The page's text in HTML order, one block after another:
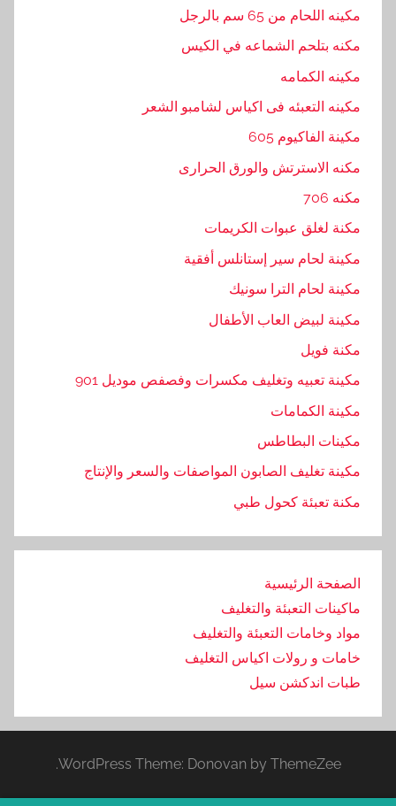
مكينه اللحام من 65 سم بالرجل
مكنه بتلحم الشماعه في الكيس
مكينه الكمامه
مكينه التعبئه فى اكياس لشامبو الشعر
مكينة الفاكيوم 605
مكنه الاسترتش والورق الحرارى
مكنه 706
مكنة لغلق عبوات الكريمات
مكينة لحام سير إستانلس أفقية
مكينة لحام الترا سونيك
مكينة لبيض العاب الأطفال
مكنة فويل
مكينة تعبيه وتغليف مكسرات وفصفص موديل 901
مكينة الكمامات
مكينات البطاطس
مكينة تغليف الصابون المواصفات والسعر والإنتاج
مكنة تعبئة كحول طبي
الصفحة الرئيسية
ماكينات التعبئة والتغليف
مواد وخامات التعبئة والتغليف
خامات و رولات اكياس التغليف
طبات اندكشن سيل
WordPress Theme: Donovan by ThemeZee.